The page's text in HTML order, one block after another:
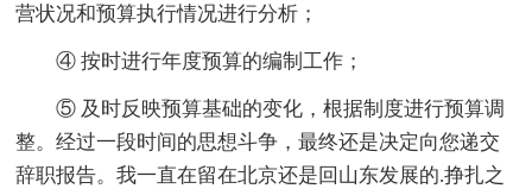
营状况和预算执行情况进行分析；
④ 按时进行年度预算的编制工作；
⑤ 及时反映预算基础的变化，根据制度进行预算调
整。经过一段时间的思想斗争，最终还是决定向您递交
辞职报告。我一直在留在北京还是回山东发展的.挣扎之